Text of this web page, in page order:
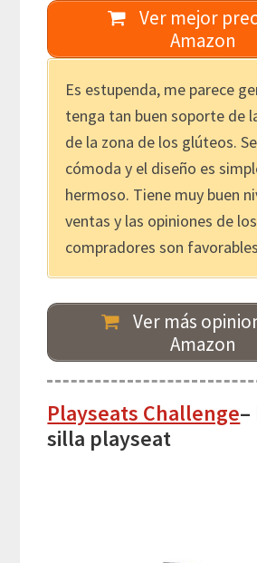
Ver mejor
Amazon
Es estupenda, me parece
tenga tan buen soporte de
de la zona de los glúteos.
cómoda y el diseño es
hermoso. Tiene muy buen
ventas y las opiniones de los
compradores son
Ver más
Amazon
Playseats Challenge
silla playseat